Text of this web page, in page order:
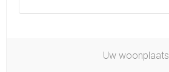
Uw woonplaats